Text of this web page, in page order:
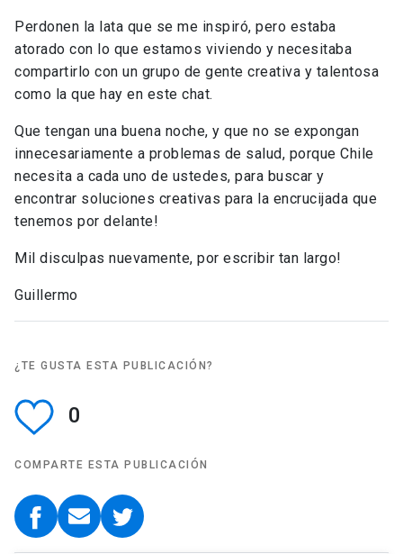
Perdonen la lata que se me inspiró, pero estaba
atorado con lo que estamos viviendo y necesitaba
compartirlo con un grupo de gente creativa y talentosa
como la que hay en este chat.
Que tengan una buena noche, y que no se expongan
innecesariamente a problemas de salud, porque Chile
necesita a cada uno de ustedes, para buscar y
encontrar soluciones creativas para la encrucijada que
tenemos por delante!
Mil disculpas nuevamente, por escribir tan largo!
Guillermo
¿TE GUSTA ESTA PUBLICACIÓN?
0
COMPARTE ESTA PUBLICACIÓN